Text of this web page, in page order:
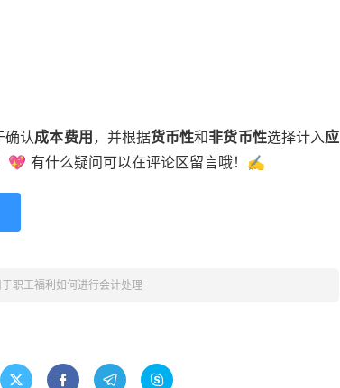
确认成本费用 ，并根据货币性和非货币性选择计入应
💖 有什么疑问可以在评论区留言哦！✍️
职工福利如何进行会计处理
   